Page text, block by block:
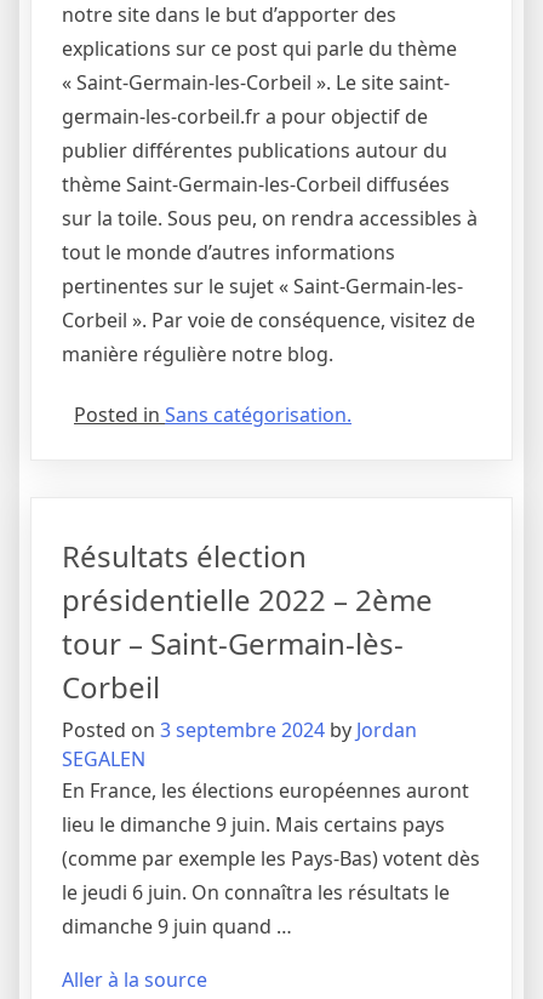
notre site dans le but d’apporter des
explications sur ce post qui parle du thème
« Saint-Germain-les-Corbeil ». Le site saint-
germain-les-corbeil.fr a pour objectif de
publier différentes publications autour du
thème Saint-Germain-les-Corbeil diffusées
sur la toile. Sous peu, on rendra accessibles à
tout le monde d’autres informations
pertinentes sur le sujet « Saint-Germain-les-
Corbeil ». Par voie de conséquence, visitez de
manière régulière notre blog.
Posted in Sans catégorisation.
Résultats élection
présidentielle 2022 – 2ème
tour – Saint-Germain-lès-
Corbeil
Posted on 3 septembre 2024 by Jordan
SEGALEN
En France, les élections européennes auront
lieu le dimanche 9 juin. Mais certains pays
(comme par exemple les Pays-Bas) votent dès
le jeudi 6 juin. On connaîtra les résultats le
dimanche 9 juin quand …
Aller à la source